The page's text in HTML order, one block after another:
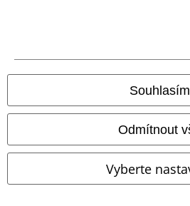
Souhlasím
Odmítnout
Vyberte